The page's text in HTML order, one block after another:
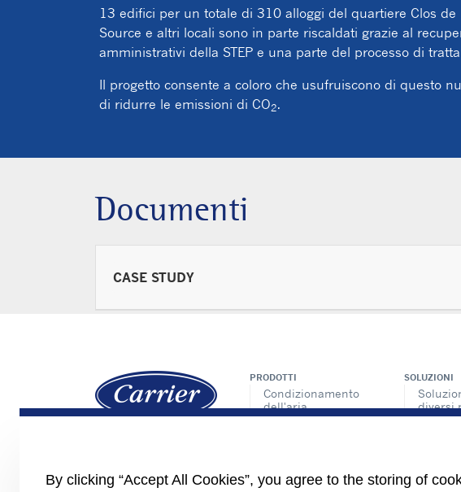
13 edifici per un totale di 310 alloggi del quartiere Clos
Source e altri locali sono in parte riscaldati grazie al
amministrativi della STEP e una parte del processo di
Il progetto consente a coloro che usufruiscono di questo
di ridurre le emissioni di CO2.
Documenti
CASE STUDY
NEWS
PRODOTTI
Condizionamento
dell'aria
Sistemi di controllo
SOLUZIONI
diversi
By clicking “Accept All Cookies”, you agree to the storing of